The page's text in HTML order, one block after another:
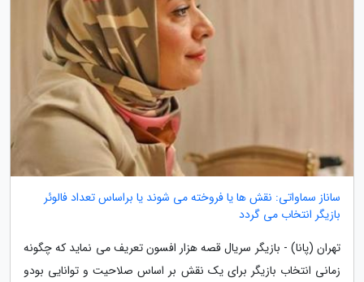
ساناز سماواتی: نقش ها یا فروخته می شوند یا براساس تعداد فالوئر
بازیگر انتخاب می گردد
تهران (پانا) - بازیگر سریال قصه هزار افسون تعریف می نماید که چگونه
زمانی انتخاب بازیگر برای یک نقش بر اساس صلاحیت و توانایی بودو